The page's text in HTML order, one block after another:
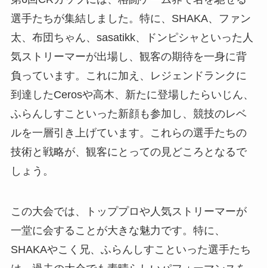
選手たちが集結しました。特に、SHAKA、ファン
太、布団ちゃん、sasatikk、ドンピシャといった人
気ストリーマーが出場し、観客の期待を一身に背
負っています。これに加え、レジェンドランクに
到達したCerosや高木、新たに登場したらいじん、
ふらんしすこといった新顔も参加し、競技のレベ
ルを一層引き上げています。これらの選手たちの
技術と戦略が、観客にとっての見どころとなるで
しょう。
この大会では、トッププロや人気ストリーマーが
一堂に会することが大きな魅力です。特に、
SHAKAやこく兄、ふらんしすこといった選手たち